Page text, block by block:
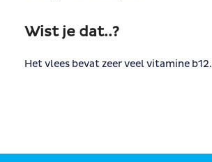
Wist je dat..?
Het vlees bevat zeer veel vitamine b12.